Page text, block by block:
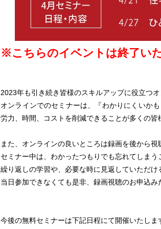
※こちらのイベントは終了い
2023年も引き続き皆様のスキルアップに役立つ
オンラインでのセミナーは、『わかりにくいか
労力、時間、コストを削減できることが多くの皆
また、オンラインの良いところは録画を後から視
セミナー中は、わかったつもりでも忘れてしまう
繰り返しの学習や、必要な時に見返していただけ
当日参加できなくても是非、録画視聴のお申込み
今後の無料セミナーは下記日程にて開催いたしま